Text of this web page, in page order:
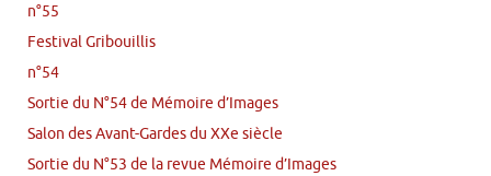
n°55
Festival Gribouillis
n°54
Sortie du N°54 de Mémoire d’Images
Salon des Avant-Gardes du XXe siècle
Sortie du N°53 de la revue Mémoire d’Images